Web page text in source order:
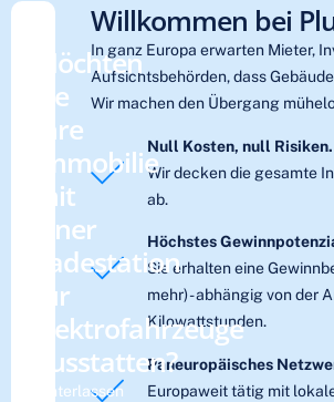
Willkommen bei
In ganz Europa erwarten Mieter,
Aufsichtsbehörden, dass
Wir machen den Übergang
Null Kosten, null Risiken.
Wir decken die gesamte
ab.
Höchstes
Sie erhalten eine
mehr) - abhängig von der
Kilowattstunden.
Paneuropäisches
Europaweit tätig mit
Möchten
Sie
Ihre
Immobilie
mit
einer
Ladestation
für
Elektrofahrzeuge
ausstatten?
Hinterlassen